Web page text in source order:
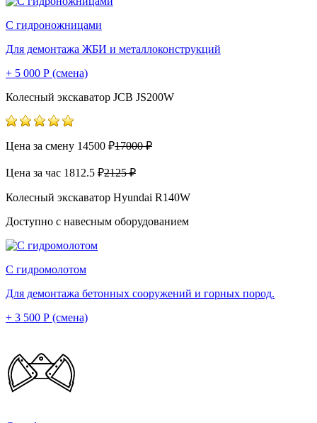
С гидроножницами
Для демонтажа ЖБИ и металлоконструкций
+ 5 000 Р (смена)
Колесный экскаватор JCB JS200W
Цена за смену 14500 ₽17000 ₽
Цена за час 1812.5 ₽2125 ₽
Колесный экскаватор Hyundai R140W
Доступно с навесным оборудованием
С гидромолотом
Для демонтажа бетонных сооружений и горных пород.
+ 3 500 Р (смена)